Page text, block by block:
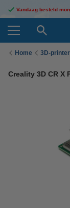
Vandaag besteld
Home 3D-
Creality 3D CR X